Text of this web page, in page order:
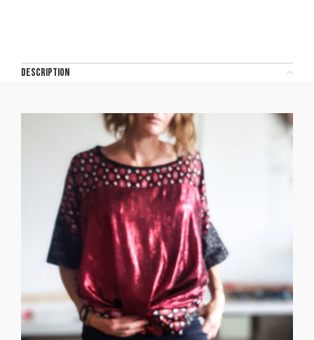
DESCRIPTION